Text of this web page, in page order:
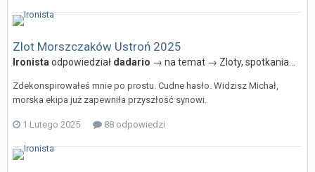
Zlot Morszczaków Ustroń 2025
Ironista odpowiedział dadario → na temat → Zloty, spotkania...
Zdekonspirowałeś mnie po prostu. Cudne hasło. Widzisz Michał,
morska ekipa już zapewniła przyszłość synowi.
1 Lutego 2025 88 odpowiedzi